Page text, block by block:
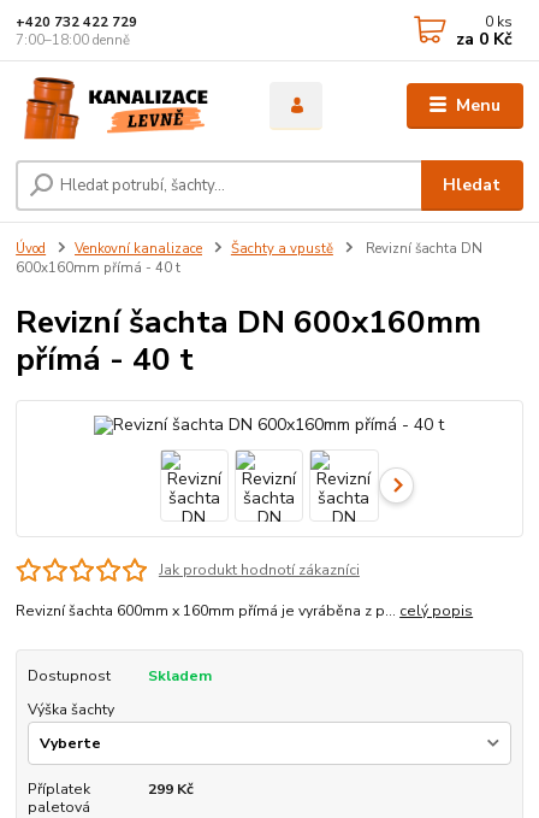
Menu
Hledat
+420 732 422 729
7:00–18:00 denně
0 ks
za 0 Kč
Úvod Venkovní kanalizace Šachty a vpustě
Revizní šachta DN
600x160mm přímá - 40 t
Revizní šachta DN 600x160mm
přímá - 40 t
Jak produkt hodnotí zákazníci
Revizní šachta 600mm x 160mm přímá je vyráběna z p... celý popis
Dostupnost
Skladem
Výška šachty
Příplatek
paletová
299 Kč